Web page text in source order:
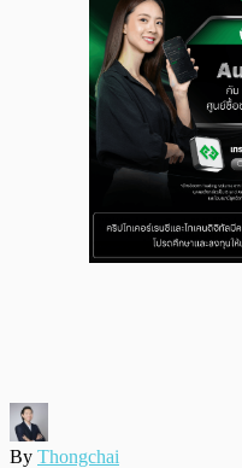
By Thongchai